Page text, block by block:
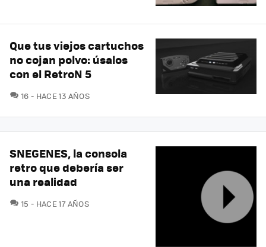
Que tus viejos cartuchos
no cojan polvo: úsalos
con el RetroN 5
16 COMENTARIOS
HACE 13 AÑOS
SNEGENES, la consola
retro que debería ser
una realidad
15 COMENTARIOS
HACE 17 AÑOS